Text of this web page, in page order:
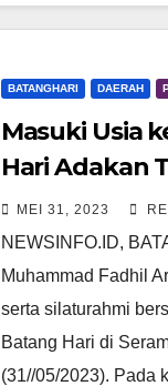
BATANGHARI DAERAH
Masuki Usia
Hari Adakan
MEI 31, 2023
NEWSINFO.ID,
Muhammad Fadhil
serta silaturahmi
Batang Hari di
(31//05/2023). Pada